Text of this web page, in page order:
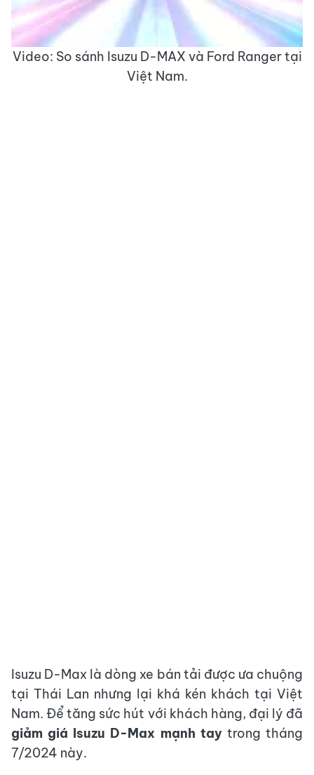
Video
Video: So sánh Isuzu D-MAX và Ford Ranger tại
Việt Nam.
Isuzu D-Max là dòng xe bán tải được ưa chuộng
tại Thái Lan nhưng lại khá kén khách tại Việt
Nam. Để tăng sức hút với khách hàng, đại lý đã
giảm giá Isuzu D-Max mạnh taytrong tháng
7/2024 này.